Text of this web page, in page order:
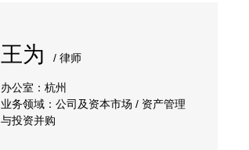
王为 / 律师
办公室：杭州
业务领域：公司及资本市场 / 资产管理
与投资并购